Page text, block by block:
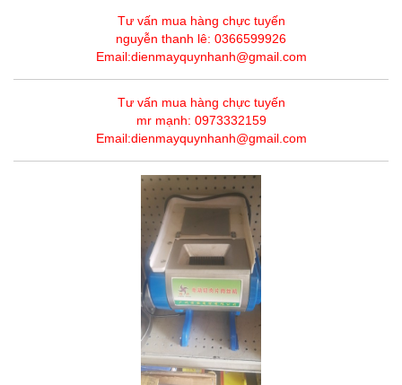
Tư vấn mua hàng chực tuyến
nguyễn thanh lê: 0366599926
Email:dienmayquynhanh@gmail.com
Tư vấn mua hàng chực tuyến
mr mạnh: 0973332159
Email:dienmayquynhanh@gmail.com